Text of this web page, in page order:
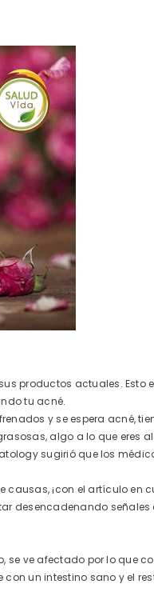
productos actuales. Esto
tu acné.
y se espera acné,
algo a lo que eres
sugirió que los
¡con el artículo en
desencadenando señales
se ve afectado por lo que
un intestino sano y el